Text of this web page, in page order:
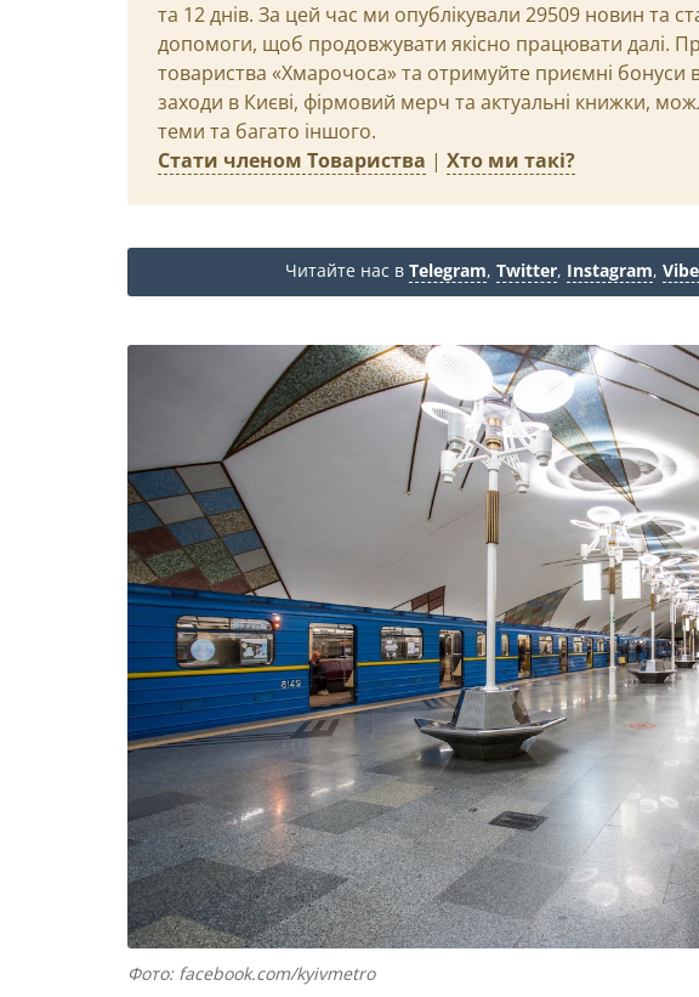
та 12 днів. За цей час ми опублікували 29509 новин та
допомоги, щоб продовжувати якісно працювати далі.
товариства «Хмарочоса» та отримуйте приємні бонуси
заходи в Києві, фірмовий мерч та актуальні книжки,
теми та багато іншого.
Стати членом Товариства | Хто ми такі?
Читайте нас в Telegram, Twitter, Instagram,
Фото: facebook.com/kyivmetro